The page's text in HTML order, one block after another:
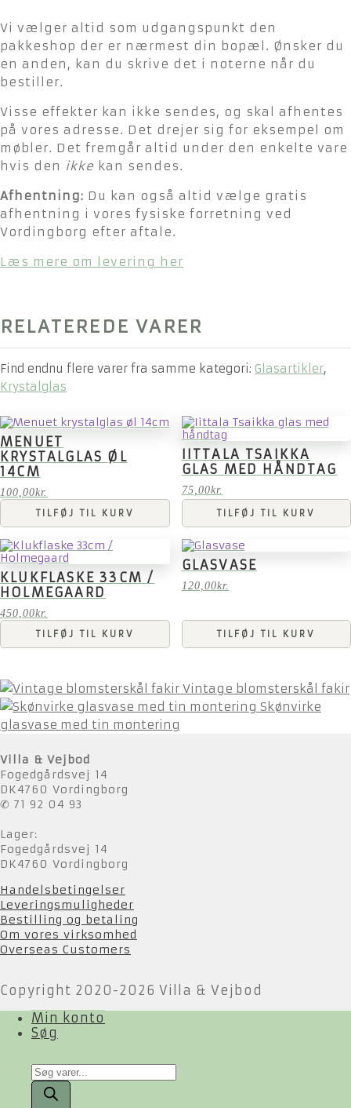
Vi vælger altid som udgangspunkt den
pakkeshop der er nærmest din bopæl. Ønsker du
en anden, kan du skrive det i noterne når du
bestiller.
Visse effekter kan ikke sendes, og skal afhentes
på vores adresse. Det drejer sig for eksempel om
møbler. Det fremgår altid under den enkelte vare
hvis den ikke kan sendes.
Afhentning: Du kan også altid vælge gratis
afhentning i vores fysiske forretning ved
Vordingborg efter aftale.
Læs mere om levering her
RELATEREDE VARER
Find endnu flere varer fra samme kategori: Glasartikler,
Krystalglas
MENUET
KRYSTALGLAS ØL
14CM
100,00kr.
TILFØJ TIL KURV
IITTALA TSAIKKA
GLAS MED HÅNDTAG
75,00kr.
TILFØJ TIL KURV
KLUKFLASKE 33CM /
HOLMEGAARD
450,00kr.
TILFØJ TIL KURV
GLASVASE
120,00kr.
TILFØJ TIL KURV
Vintage blomsterskål fakir
Skønvirke
glasvase med tin montering
Villa & Vejbod
Fogedgårdsvej 14
DK4760 Vordingborg
✆ 71 92 04 93
Lager:
Fogedgårdsvej 14
DK4760 Vordingborg
Handelsbetingelser
Leveringsmuligheder
Bestilling og betaling
Om vores virksomhed
Overseas Customers
Copyright 2020-2026 Villa & Vejbod
Min konto
Søg
Products
search